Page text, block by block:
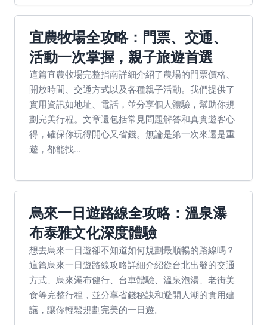
宜農牧場全攻略：門票、交通、
活動一次掌握，親子旅遊首選
這篇宜農牧場完整指南詳細介紹了農場的門票價格、
開放時間、交通方式以及各種親子活動。我們提供了
實用資訊如地址、電話，並分享個人體驗，幫助你規
劃完美行程。文章還包括常見問題解答和真實遊客心
得，確保你玩得開心又省錢。無論是第一次來還是重
遊，都能找...
烏來一日遊路線全攻略：溫泉瀑
布泰雅文化深度體驗
想去烏來一日遊卻不知道如何規劃最順暢的路線嗎？
這篇烏來一日遊路線攻略詳細介紹從台北出發的交通
方式、烏來瀑布健行、台車體驗、溫泉泡湯、老街美
食等完整行程，並分享省錢秘訣和避開人潮的實用建
議，讓你輕鬆規劃完美的一日遊。